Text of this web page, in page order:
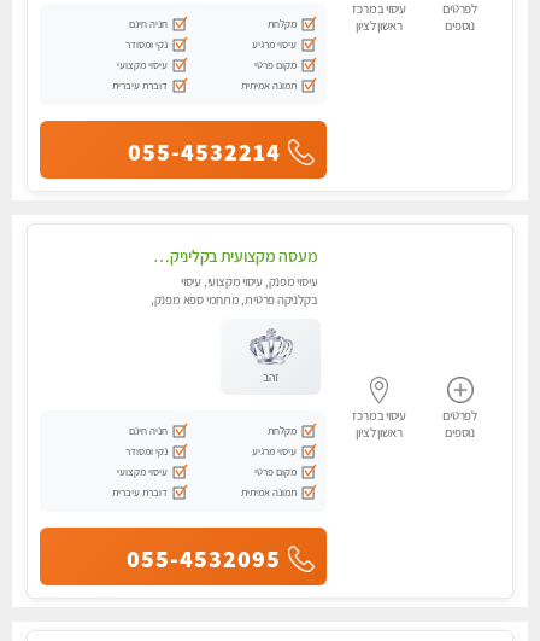
לפרטים
נוספים
עיסוי במרכז
ראשון לציון
מקלחת
חניה חינם
עיסוי מרגיע
נקי ומסודר
מקום פרטי
עיסוי מקצועי
תמונה אמיתית
דוברת עיברית
055-4532214
לפרטים
נוספים
עיסוי במרכז
ראשון לציון
מעסה מקצועית בקליניקה פרטית מעסה קלאסית ומפנקת. . highly recommended..new in the city
עיסוי מפנק, עיסוי מקצועי, עיסוי
בקלניקה פרטית, מתחמי ספא מפנק,
זהב
מקלחת
חניה חינם
עיסוי מרגיע
נקי ומסודר
מקום פרטי
עיסוי מקצועי
תמונה אמיתית
דוברת עיברית
055-4532095